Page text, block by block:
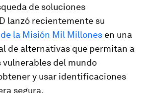
de soluciones
lanzó recientemente su
la Misión Mil Millones en una
de alternativas que permitan a
vulnerables del mundo
y usar identificaciones
segura.